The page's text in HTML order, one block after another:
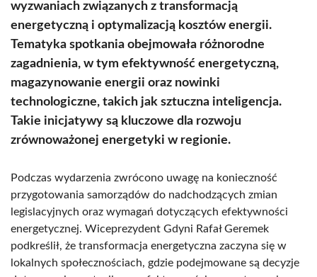
wyzwaniach związanych z transformacją
energetyczną i optymalizacją kosztów energii.
Tematyka spotkania obejmowała różnorodne
zagadnienia, w tym efektywność energetyczną,
magazynowanie energii oraz nowinki
technologiczne, takich jak sztuczna inteligencja.
Takie inicjatywy są kluczowe dla rozwoju
zrównoważonej energetyki w regionie.
Podczas wydarzenia zwrócono uwagę na konieczność
przygotowania samorządów do nadchodzących zmian
legislacyjnych oraz wymagań dotyczących efektywności
energetycznej. Wiceprezydent Gdyni Rafał Geremek
podkreślił, że transformacja energetyczna zaczyna się w
lokalnych społecznościach, gdzie podejmowane są decyzje